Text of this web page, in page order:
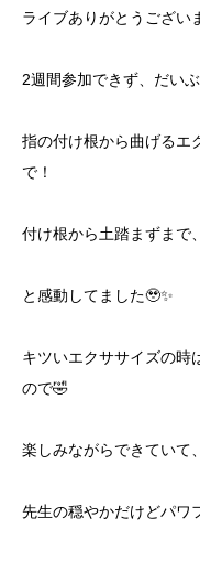
ライブありがとうござい
2週間参加できず、だい
指の付け根から曲げるエ
で！
付け根から土踏まずまで
と感動してました🥹✨
キツいエクササイズの時
ので🤣
楽しみながらできていて
先生の穏やかだけどパワ
トップ画面ガイド